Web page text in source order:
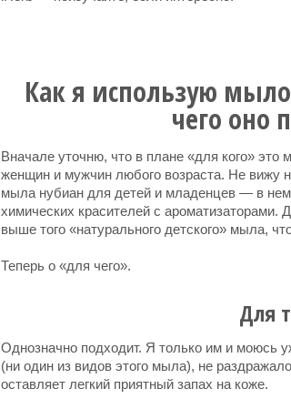
Как я использую
чего оно
Вначале уточню, что в плане «для кого»
женщин и мужчин любого возраста. Не вижу
мыла нубиан для детей и младенцев — в
химических красителей с ароматизаторами.
выше того «натурального детского» мыла,
Теперь о «для чего».
Для
Однозначно подходит. Я только им и моюсь
(ни один из видов этого мыла), не
оставляет легкий приятный запах на коже.